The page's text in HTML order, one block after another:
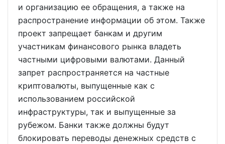
и организацию ее обращения, а также на
распространение информации об этом. Также
проект запрещает банкам и другим
участникам финансового рынка владеть
частными цифровыми валютами. Данный
запрет распространяется на частные
криптовалюты, выпущенные как с
использованием российской
инфраструктуры, так и выпущенные за
рубежом. Банки также должны будут
блокировать переводы денежных средств с